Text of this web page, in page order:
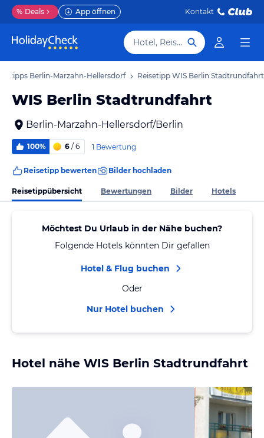
% Deals App öffnen Kontakt
Hotel, Reiseziel
Berlin-Marzahn-Hellersdorf Reisetipp WIS Berlin Stadtrundfahrt
WIS Berlin Stadtrundfahrt
Berlin-Marzahn-Hellersdorf/Berlin
100% 6 / 6 1 Bewertung
Reisetipp bewerten Bilder hochladen
Reisetippübersicht Bewertungen Bilder Hotels
Möchtest Du Urlaub in der Nähe buchen?
Folgende Hotels könnten Dir gefallen
Hotel & Flug buchen
Oder
Nur Hotel buchen
Hotel nähe WIS Berlin Stadtrundfahrt